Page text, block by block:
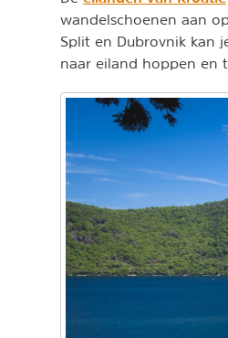
wandelschoenen aan
Split en Dubrovnik kan
naar eiland hoppen en